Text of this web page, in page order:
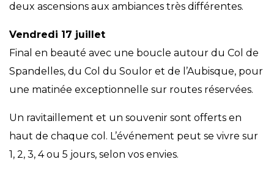
deux ascensions aux ambiances très différentes.
Vendredi 17 juillet
Final en beauté avec une boucle autour du Col de
Spandelles, du Col du Soulor et de l’Aubisque, pour
une matinée exceptionnelle sur routes réservées.
Un ravitaillement et un souvenir sont offerts en
haut de chaque col. L’événement peut se vivre sur
1, 2, 3, 4 ou 5 jours, selon vos envies.